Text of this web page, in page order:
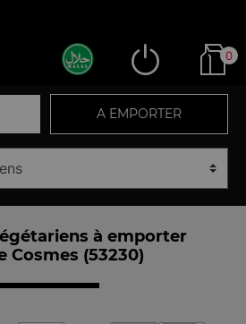
0
A EMPORTER
à emporter
Cosmes (53230)